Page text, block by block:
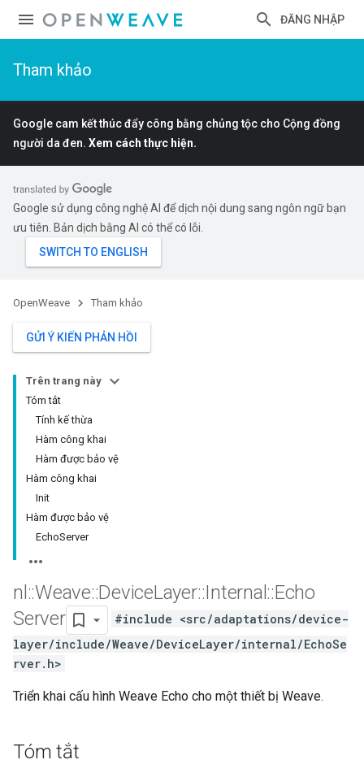
ĐĂNG NHẬP
Tham khảo
Google cam kết thúc đẩy công bằng chủng tộc cho Cộng đồng
người da đen. Xem cách thực hiện.
Google sử dụng công nghệ AI để dịch nội dung sang ngôn ngữ bạn
ưu tiên. Bản dịch bằng AI có thể có lỗi.
OpenWeave Tham khảo
GỬI Ý KIẾN PHẢN HỒI
Trên trang này
Tóm tắt
Tính kế thừa
Hàm công khai
Hàm được bảo vệ
Hàm công khai
Init
Hàm được bảo vệ
EchoServer
nl ::Weave::DeviceLayer::Internal ::Echo
Server
#include <src/adaptations/device-
layer/include/Weave/DeviceLayer/internal/EchoSe
rver.h>
Triển khai cấu hình Weave Echo cho một thiết bị Weave.
Tóm tắt